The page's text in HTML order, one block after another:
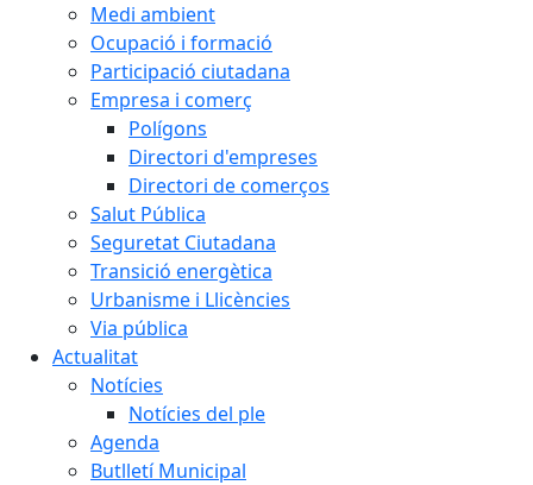
Medi ambient
Ocupació i formació
Participació ciutadana
Empresa i comerç
Polígons
Directori d'empreses
Directori de comerços
Salut Pública
Seguretat Ciutadana
Transició energètica
Urbanisme i Llicències
Via pública
Actualitat
Notícies
Notícies del ple
Agenda
Butlletí Municipal